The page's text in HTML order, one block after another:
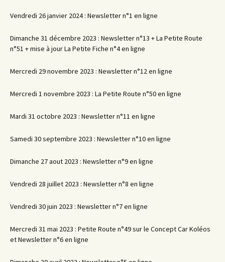
Vendredi 26 janvier 2024 : Newsletter n°1 en ligne
Dimanche 31 décembre 2023 : Newsletter n°13 + La Petite Route
n°51 + mise à jour La Petite Fiche n°4 en ligne
Mercredi 29 novembre 2023 : Newsletter n°12 en ligne
Mercredi 1 novembre 2023 : La Petite Route n°50 en ligne
Mardi 31 octobre 2023 : Newsletter n°11 en ligne
Samedi 30 septembre 2023 : Newsletter n°10 en ligne
Dimanche 27 aout 2023 : Newsletter n°9 en ligne
Vendredi 28 juillet 2023 : Newsletter n°8 en ligne
Vendredi 30 juin 2023 : Newsletter n°7 en ligne
Mercredi 31 mai 2023 : Petite Route n°49 sur le Concept Car Koléos
et Newsletter n°6 en ligne